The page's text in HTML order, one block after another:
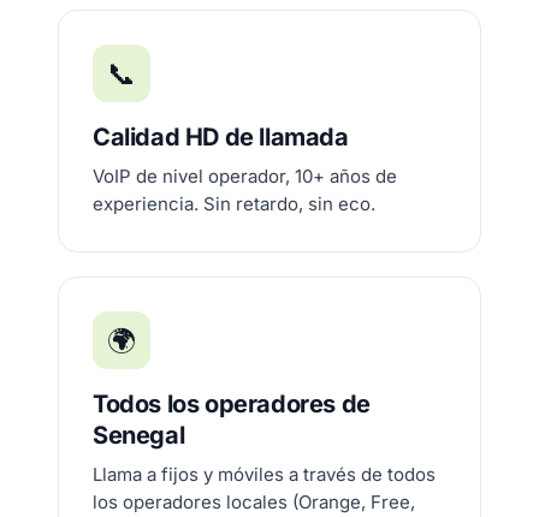
📞
Calidad HD de llamada
VoIP de nivel operador, 10+ años de
experiencia. Sin retardo, sin eco.
🌍
Todos los operadores de
Senegal
Llama a fijos y móviles a través de todos
los operadores locales (Orange, Free,